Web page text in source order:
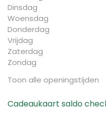
Dinsdag
Woensdag
Donderdag
Vrijdag
Zaterdag
Zondag
Toon alle openingstijden
Cadeaukaart saldo